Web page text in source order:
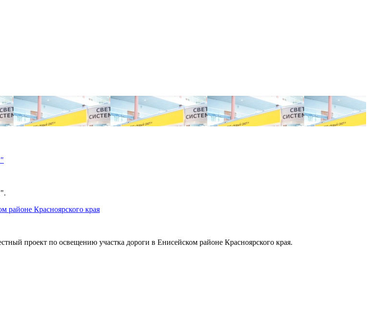
районе Красноярского края
проект по освещению участка дороги в Енисейском районе Красноярского края.